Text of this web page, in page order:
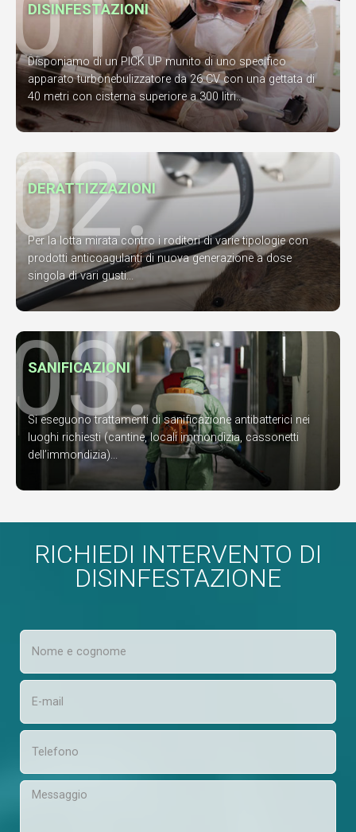
DISINFESTAZIONI
Disponiamo di un PICK UP munito di uno specifico
apparato turbonebulizzatore da 26 CV con una gettata di
40 metri con cisterna superiore a 300 litri...
02.
DERATTIZZAZIONI
Per la lotta mirata contro i roditori di varie tipologie con
prodotti anticoagulanti di nuova generazione a dose
singola di vari gusti...
03.
SANIFICAZIONI
Si eseguono trattamenti di sanificazione antibatterici nei
luoghi richiesti (cantine, locali immondizia, cassonetti
dell’immondizia)...
RICHIEDI INTERVENTO DI
DISINFESTAZIONE